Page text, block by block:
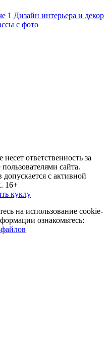
1 Дизайн интерьера и декор
с фото
ответственность за
сайта.
с активной
16+
куклу
на использование cookie-
ознакомьтесь: